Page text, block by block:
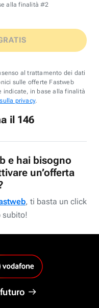
alla finalità #2
al trattamento dei dati
sulle offerte Fastweb
indicate, in base alla finalità
privacy.
il 146
e hai bisogno
un’offerta
, ti basta un click
subito!